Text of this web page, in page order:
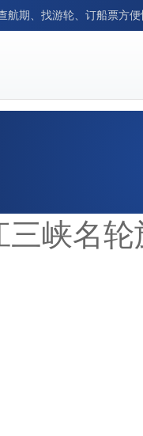
航期、找游轮、订船票方
三峡名